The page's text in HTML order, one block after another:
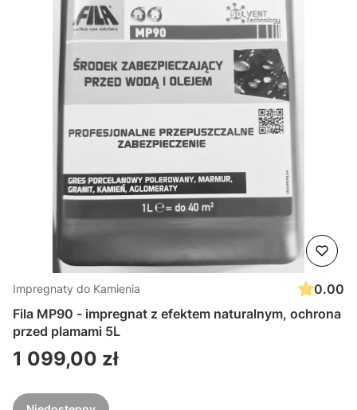
Impregnaty do Kamienia
0.00
Fila MP90 - impregnat z efektem naturalnym, ochrona
przed plamami 5L
Cena
1 099,00 zł